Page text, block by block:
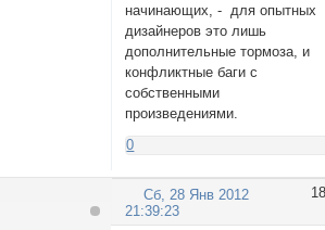
начинающих, - для опытных
дизайнеров это лишь
дополнительные тормоза, и
конфликтные баги с
собственными
произведениями.
0
18
Сб, 28 Янв 2012
21:39:23